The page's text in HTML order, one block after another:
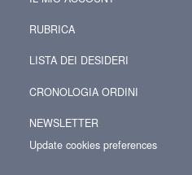
RUBRICA
LISTA DEI DESIDERI
CRONOLOGIA ORDINI
NEWSLETTER
Update cookies preferences